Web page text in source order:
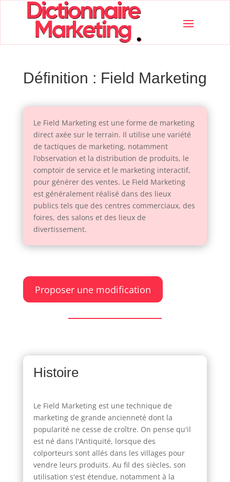
Définition : Field Marketing
Le Field Marketing est une forme de marketing
direct axée sur le terrain. Il utilise une variété
de tactiques de marketing, notamment
l’observation et la distribution de produits, le
comptoir de service et le marketing interactif,
pour générer des ventes. Le Field Marketing
est généralement réalisé dans des lieux
publics tels que des centres commerciaux, des
foires, des salons et des lieux de
divertissement.
Proposer une modification
Histoire
Le Field Marketing est une technique de
marketing de grande ancienneté dont la
popularité ne cesse de croître. On pense qu'il
est né dans l'Antiquité, lorsque des
colporteurs sont allés dans les villages pour
vendre leurs produits. Au fil des siècles, son
utilisation s'est étendue, notamment à la